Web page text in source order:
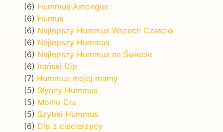
(6) Hummus Amongus
(6) Humus
(6) Najlepszy Hummus Wszech Czasów
(6) Najlepszy Hummus
(6) Najlepszy Hummus na Świecie
(6) Irański Dip
(7) Hummus mojej mamy
(5) Słynny Hummus
(5) Molho Cru
(5) Szybki Hummus
(6) Dip z ciecierzycy